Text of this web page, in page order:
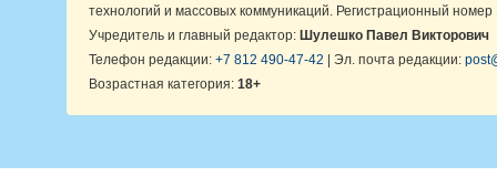
технологий и массовых коммуникаций. Регистрационный
Учредитель и главный редактор: Шулешко Павел Викторович
Телефон редакции: +7 812 490-47-42 | Эл. почта редакции:
Возрастная категория: 18+